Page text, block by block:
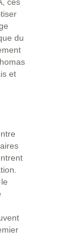
du
et